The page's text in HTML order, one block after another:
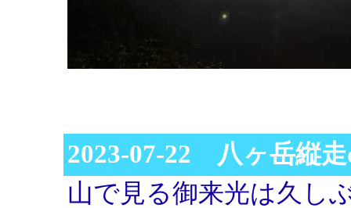
2023-07-22 八ヶ岳縦走
山で見る御来光は久し